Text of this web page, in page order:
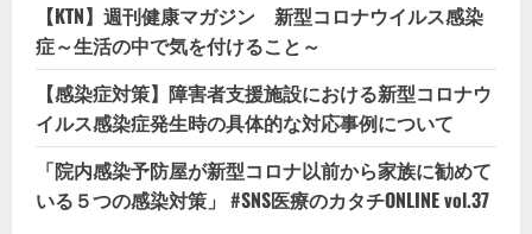
【KTN】週刊健康マガジン 新型コロナウイルス感染
症～生活の中で気を付けること～
【感染症対策】障害者支援施設における新型コロナウ
イルス感染症発生時の具体的な対応事例について
「院内感染予防屋が新型コロナ以前から家族に勧めて
いる５つの感染対策」 #SNS医療のカタチONLINE vol.37